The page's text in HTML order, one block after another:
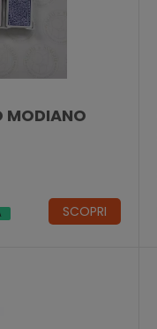
MODIANO
SCOPRI